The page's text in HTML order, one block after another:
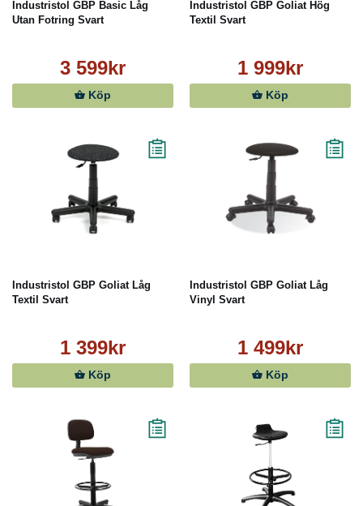
Industristol GBP Basic Låg
Utan Fotring Svart
3 599kr
Köp
Industristol GBP Goliat Hög
Textil Svart
1 999kr
Köp
Industristol GBP Goliat Låg
Textil Svart
1 399kr
Köp
Industristol GBP Goliat Låg
Vinyl Svart
1 499kr
Köp